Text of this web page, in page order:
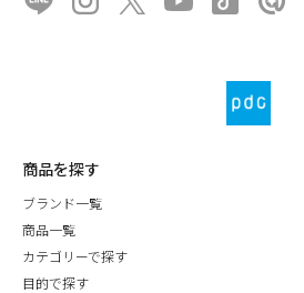
商品を探す
ブランド一覧
商品一覧
カテゴリーで探す
目的で探す